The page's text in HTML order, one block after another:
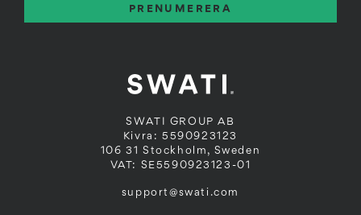
SWATI GROUP AB
Kivra: 5590923123
106 31 Stockholm, Sweden
VAT: SE5590923123-01
support@swati.com
PRENUMERERA